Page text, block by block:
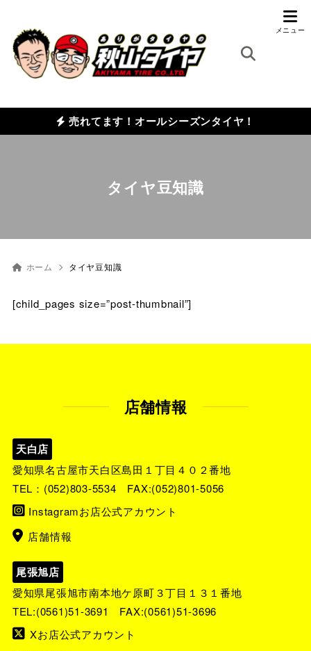
売れてます！オールシーズンタイヤ！
タイヤ豆知識
ホーム タイヤ豆知識
[child_pages size=”post-thumbnail”]
店舗情報
天白店
愛知県名古屋市天白区島田１丁目４０２番地
TEL： (052)803-5534 FAX:(052)801-5056
Instagramお店公式アカウント
店舗情報
尾張旭店
愛知県尾張旭市南本地ケ原町３丁目１３１番地
TEL:(0561)51-3691
FAX:(0561)51-3696
Xお店公式アカウント